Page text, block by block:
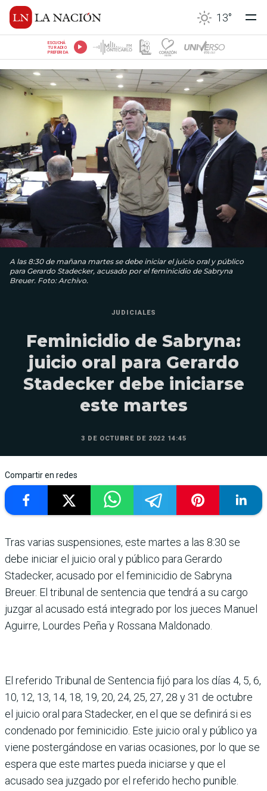
13°
ESCUCHÁ
TU RADIO
PREFERIDA
A las 8:30 de mañana martes se debe iniciar el juicio oral y público
para Gerardo Stadecker, acusado por el feminicidio de Sabryna
Breuer. Foto: Archivo.
JUDICIALES
Feminicidio de Sabryna:
juicio oral para Gerardo
Stadecker debe iniciarse
este martes
3 DE OCTUBRE DE 2022 14:45
Compartir en redes
Tras varias suspensiones, este martes a las 8:30 se
debe iniciar el juicio oral y público para Gerardo
Stadecker, acusado por el feminicidio de Sabryna
Breuer. El tribunal de sentencia que tendrá a su cargo
juzgar al acusado está integrado por los jueces Manuel
Aguirre, Lourdes Peña y Rossana Maldonado.
El referido Tribunal de Sentencia fijó para los días 4, 5, 6,
10, 12, 13, 14, 18, 19, 20, 24, 25, 27, 28 y 31 de octubre
el juicio oral para Stadecker, en el que se definirá si es
condenado por feminicidio. Este juicio oral y público ya
viene postergándose en varias ocasiones, por lo que se
espera que este martes pueda iniciarse y que el
acusado sea juzgado por el referido hecho punible.